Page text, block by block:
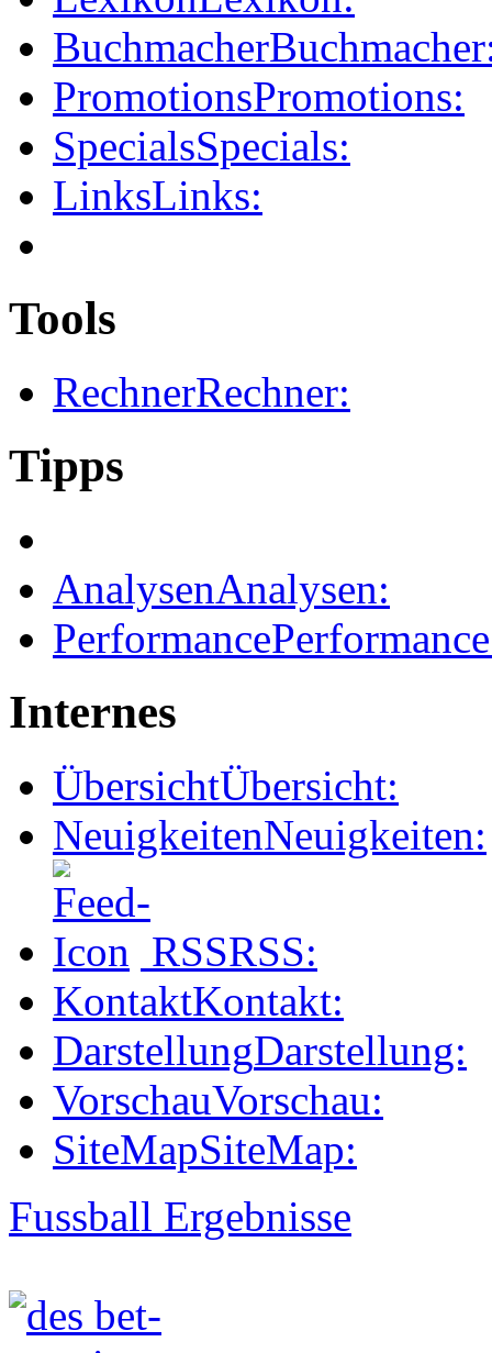
Buchmacher
PromotionsPromotions:
SpecialsSpecials:
LinksLinks:
Tools
RechnerRechner:
Tipps
AnalysenAnalysen:
Performance
Internes
ÜbersichtÜbersicht:
NeuigkeitenNeuigkeiten:
RSSRSS:
KontaktKontakt:
DarstellungDarstellung:
VorschauVorschau:
SiteMapSiteMap:
Fussball Ergebnisse